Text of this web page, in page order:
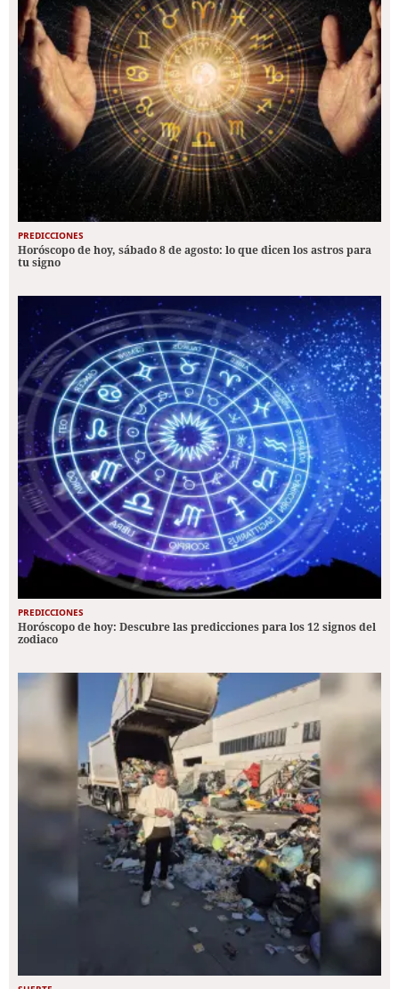
PREDICCIONES
Horóscopo de hoy, sábado 8 de agosto: lo que dicen los astros para
tu signo
PREDICCIONES
Horóscopo de hoy: Descubre las predicciones para los 12 signos del
zodiaco